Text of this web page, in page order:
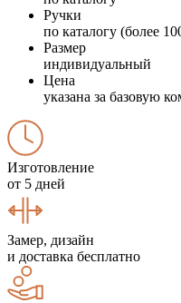
Ручки
по каталогу (более
Размер
индивидуальный
Цена
указана за базовую
Изготовление
от 5 дней
Замер, дизайн
и доставка бесплатно